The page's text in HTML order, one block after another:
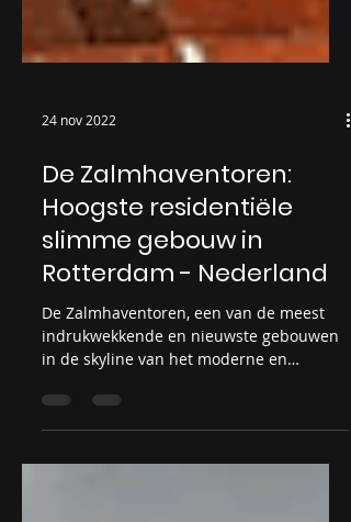
24 nov 2022
De Zalmhaventoren:
Hoogste residentiële
slimme gebouw in
Rotterdam - Nederland
De Zalmhaventoren, een van de meest
indrukwekkende en nieuwste gebouwen